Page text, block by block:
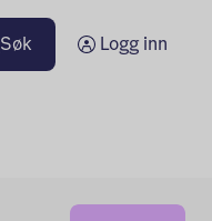
Søk Logg inn